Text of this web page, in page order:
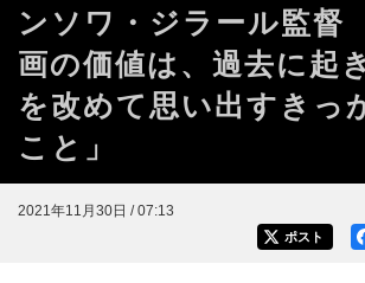
ンソワ・ジラール監督
画の価値は、過去に起
を改めて思い出すきっ
こと」
2021年11月30日 / 07:13
ポスト